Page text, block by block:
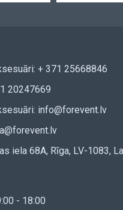
+ 371 25668846
20247669
info@forevent.lv
iela 68A, Rīga, LV-1083,
- 18:00